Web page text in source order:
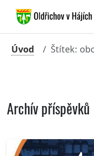
Úvod Štítek:
Archív příspěvků